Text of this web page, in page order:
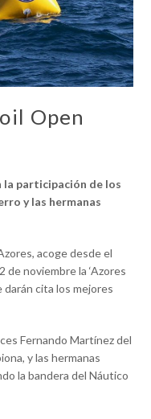
Open
la participación de los
y las hermanas
acoge desde el
de noviembre la ‘Azores
darán cita los mejores
Fernando Martínez del
y las hermanas
la bandera del Náutico